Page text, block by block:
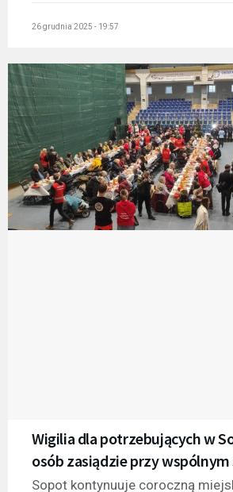
26 grudnia 2025 - 19:57
Wigilia dla potrzebujących w
osób zasiądzie przy
Sopot kontynuuje coroczną